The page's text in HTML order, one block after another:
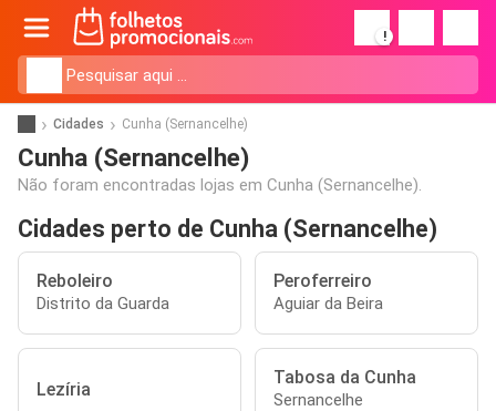
!
Cidades Cunha (Sernancelhe)
Cunha (Sernancelhe)
Não foram encontradas lojas em Cunha (Sernancelhe).
Cidades perto de Cunha (Sernancelhe)
Reboleiro
Distrito da Guarda
Peroferreiro
Aguiar da Beira
Lezíria
Tabosa da Cunha
Sernancelhe